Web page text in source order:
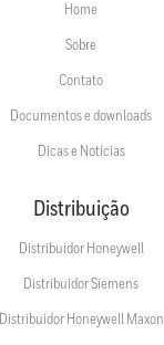
Home
Sobre
Contato
Documentos e downloads
Dicas e Notícias
Distribuição
Distribuidor Honeywell
Distribuidor Siemens
Distribuidor Honeywell Maxon